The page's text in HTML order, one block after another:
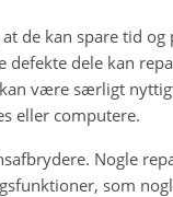
de kan spare tid og
dele kan
være særligt
eller computere.
Nogle
som